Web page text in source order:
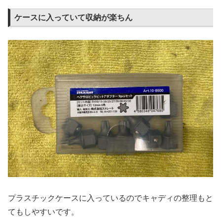
ケースに入っていて収納が楽ちん
プラスチックケースに入っているのでキャディの整理もと
てもしやすいです。